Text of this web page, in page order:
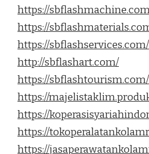
https://
https://
https://sbflashservices.com/
http://sbflashart.com/
https://sbflashtourism.com/
https://
https://
https://
https://